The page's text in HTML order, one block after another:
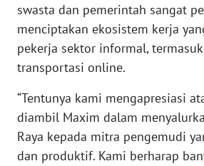
swasta dan pemerintah sangat
menciptakan ekosistem kerja
pekerja sektor informal,
transportasi online.
“Tentunya kami mengapresiasi
diambil Maxim dalam
Raya kepada mitra pengemudi
dan produktif. Kami berharap
WN
SERAMBI
WN
JAMBI
WN
SULTRA